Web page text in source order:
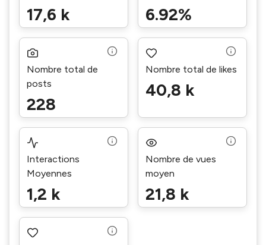
17,6 k 6.92%
Nombre total de
posts
228
Nombre total de likes
40,8 k
Interactions
Moyennes
1,2 k
Nombre de vues
moyen
21,8 k